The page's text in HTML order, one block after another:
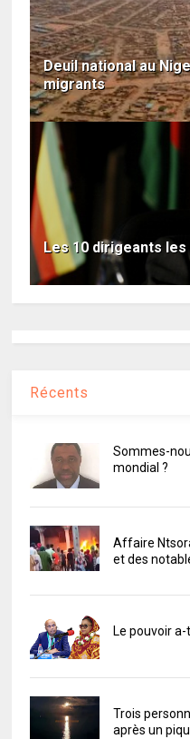
Deuil national au
migrants
Les 10 dirigeants
Récents
Sommes-
mondial ?
Affaire
et des
Le pouvoir a-
Trois
après un